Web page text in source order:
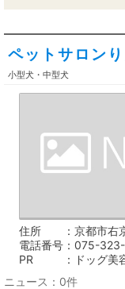
ペットサロン
小型犬・中型犬
住所
京都市右
電話番号
075-
PR
ドッグ美
ニュース：0件